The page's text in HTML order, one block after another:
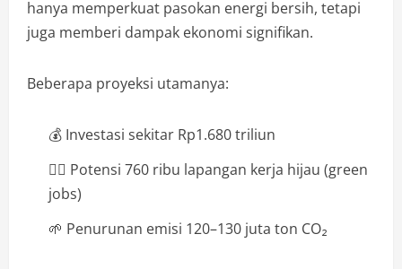
hanya memperkuat pasokan energi bersih, tetapi
juga memberi dampak ekonomi signifikan.
Beberapa proyeksi utamanya:
💰 Investasi sekitar Rp1.680 triliun
👷‍♂️ Potensi 760 ribu lapangan kerja hijau (green
jobs)
🌱 Penurunan emisi 120–130 juta ton CO₂